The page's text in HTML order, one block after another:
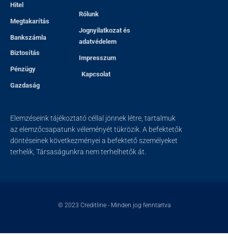
Hitel
Megtakarítás
Bankszámla
Biztosítás
Pénzügy
Gazdaság
Rólunk
Jognyilatkozat és
adatvédelem
Impresszum
Kapcsolat
Elemzéseink tájékoztató céllal jönnek létre, tartalmuk
az elemzőcsapatunk véleményét tükrözik. A befektetők
döntéseinek következményei a befektető személyeket
terhelik, Társaságunkra nem terhelhetők át.
© 2023 Creditline- Minden jog fenntartva